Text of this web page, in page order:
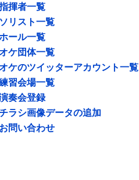
揮者一覧
ソリスト一覧
ール一覧
ケ団体一覧
ケのツイッターアカウント一覧
習会場一覧
奏会登録
ラシ画像データの追加
お問い合わせ